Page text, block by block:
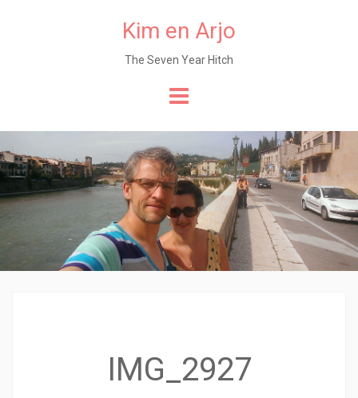
Kim en Arjo
The Seven Year Hitch
content
IMG_2927